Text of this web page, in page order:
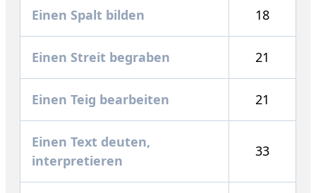
Einen Spalt bilden 18
Einen Streit begraben 21
Einen Teig bearbeiten 21
Einen Text deuten,
interpretieren
33